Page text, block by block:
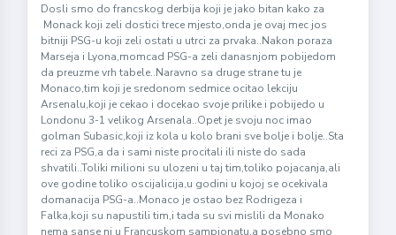
Dosli smo do francskog derbija koji je jako bitan kako za
Monack koji zeli dostici trece mjesto,onda je ovaj mec jos
bitniji PSG-u koji zeli ostati u utrci za prvaka..Nakon poraza
Marseja i Lyona,momcad PSG-a zeli danasnjom pobijedom
da preuzme vrh tabele..Naravno sa druge strane tu je
Monaco,tim koji je sredonom sedmice ocitao lekciju
Arsenalu,koji je cekao i docekao svoje prilike i pobijedo u
Londonu 3-1 velikog Arsenala..Opet je svoju noc imao
golman Subasic,koji iz kola u kolo brani sve bolje i bolje..Sta
reci za PSG,a da i sami niste procitali ili niste do sada
shvatili..Toliki milioni su ulozeni u taj tim,toliko pojacanja,ali
ove godine toliko oscijalicija,u godini u kojoj se ocekivala
domanacija PSG-a..Monaco je ostao bez Rodrigeza i
Falka,koji su napustili tim,i tada su svi mislili da Monako
nema sanse ni u Francuskom sampionatu,a posebno smo